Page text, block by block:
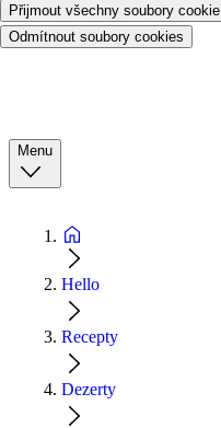
Přijmout všechny soubory cookie
Odmítnout soubory cookies
Menu
Hello
Recepty
Dezerty